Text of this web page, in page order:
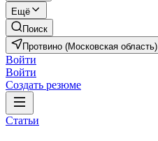
Ещё
Поиск
Протвино (Московская область)
Войти
Войти
Создать резюме
Статьи